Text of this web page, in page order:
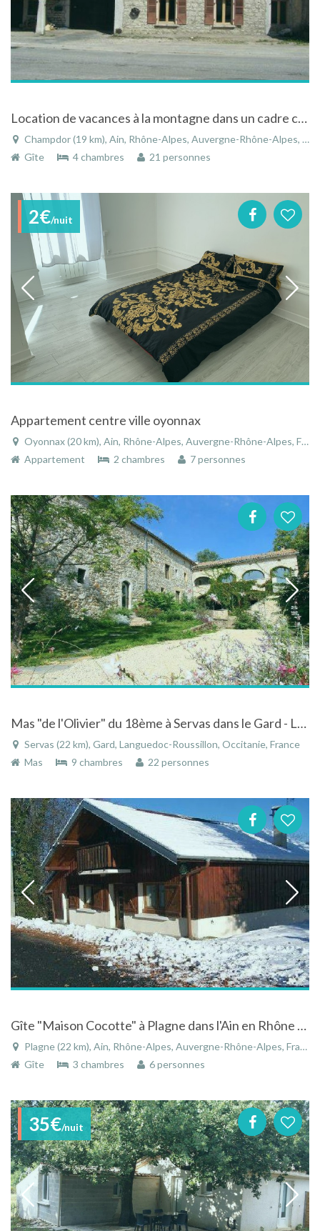
Location de vacances à la montagne dans un cadre champêtre à Champdor dans l'Ain
Champdor (19 km), Ain, Rhône-Alpes, Auvergne-Rhône-Alpes, France
Gîte
4 chambres 21 personnes
2€/nuit
Appartement centre ville oyonnax
Oyonnax (20 km), Ain, Rhône-Alpes, Auvergne-Rhône-Alpes, France
Appartement
2 chambres 7 personnes
Mas "de l'Olivier" du 18ème à Servas dans le Gard - Languedoc-Roussillon à la campagne avec piscine
Servas (22 km), Gard, Languedoc-Roussillon, Occitanie, France
Mas
9 chambres 22 personnes
Gîte "Maison Cocotte" à Plagne dans l'Ain en Rhône Alpes avec belle vue sur la campagne environnante
Plagne (22 km), Ain, Rhône-Alpes, Auvergne-Rhône-Alpes, France
Gîte
3 chambres 6 personnes
35€/nuit